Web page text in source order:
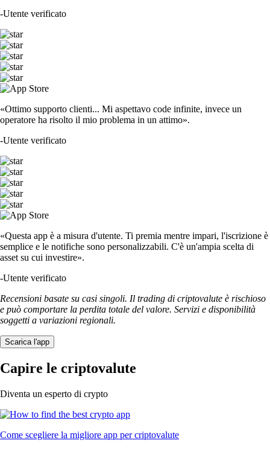
-Utente verificato
«Ottimo supporto clienti... Mi aspettavo code infinite, invece un
operatore ha risolto il mio problema in un attimo».
-Utente verificato
«Questa app è a misura d'utente. Ti premia mentre impari, l'iscrizione è
semplice e le notifiche sono personalizzabili. C'è un'ampia scelta di
asset su cui investire».
-Utente verificato
Recensioni basate su casi singoli. Il trading di criptovalute è rischioso
e può comportare la perdita totale del valore. Servizi e disponibilità
soggetti a variazioni regionali.
Scarica l'app
Capire le criptovalute
Diventa un esperto di crypto
Come scegliere la migliore app per criptovalute